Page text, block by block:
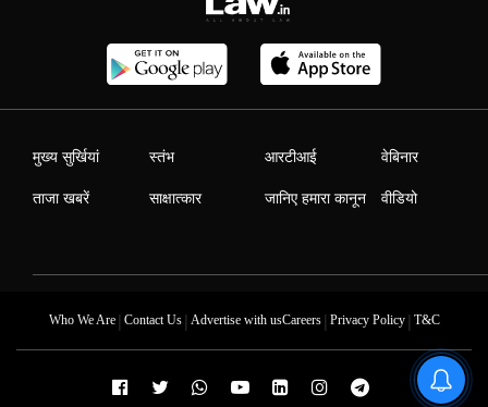
मुख्य सुर्खियां
ताजा खबरें
स्तंभ
साक्षात्कार
आरटीआई
जानिए हमारा कानून
वेबिनार
वीडियो
Who We Are| Contact Us| Advertise with usCareers| Privacy Policy| T&C